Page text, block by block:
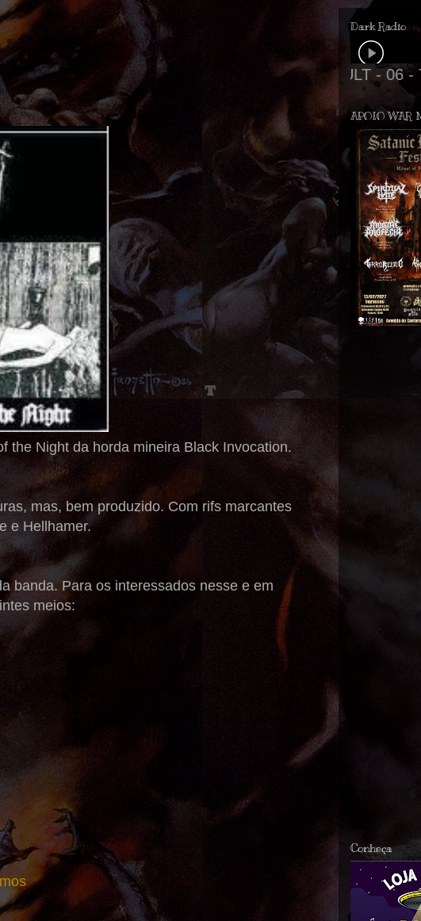
the Night da horda mineira Black Invocation.
mas, bem produzido. Com rifs marcantes
e Hellhamer.
banda. Para os interessados nesse e em
meios:
Dark Radio
APOIO WAR
Conheça